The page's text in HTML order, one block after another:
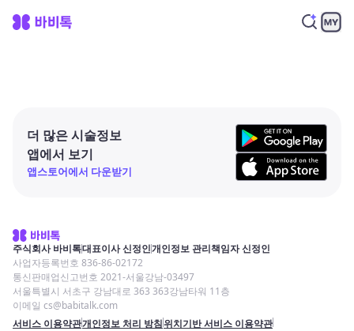
더 많은 시술정보
앱에서 보기
앱스토어에서 다운받기
주식회사 바비톡대표이사 신정인개인정보 관리책임자 신정인
사업자등록번호 836-86-02172
통신판매업신고번호 2021-서울강남-03497
서울특별시 서초구 강남대로 363 363강남타워 11층
이메일 cs@babitalk.com
서비스 이용약관개인정보 처리 방침위치기반 서비스 이용약관